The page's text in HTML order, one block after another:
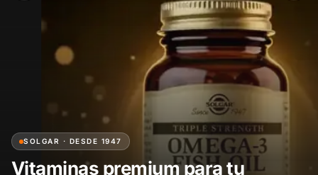
SOLGAR · DESDE 1947
Vitaminas premium para tu
AMIX · ADVANCED NUTRITION
OPTIMUM NUTRITION · GOLD STANDARD